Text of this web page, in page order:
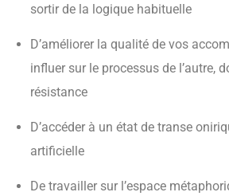
sortir de la logique habituelle
D’améliorer la qualité de vos
influer sur le processus de l’autre,
résistance
D’accéder à un état de transe
artificielle
De travailler sur l’espace